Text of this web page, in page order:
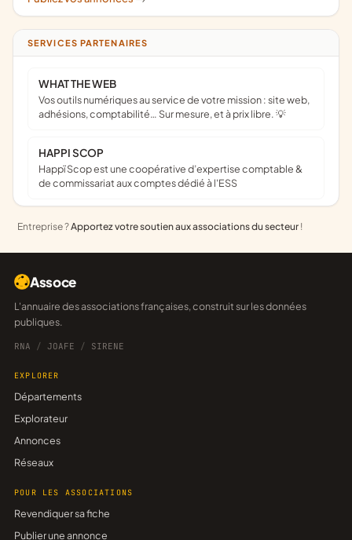
SERVICES PARTENAIRES
WHAT THE WEB
Vos outils numériques au service de votre mission : site web,
adhésions, comptabilité… Sur mesure, et à prix libre. 💡
HAPPI SCOP
Happï Scop est une coopérative d’expertise comptable &
de commissariat aux comptes dédié à l'ESS
Entreprise ?Apportez votre soutien aux associations du secteur !
Assoce
L'annuaire des associations françaises, construit sur les données
publiques.
RNA / JOAFE / SIRENE
EXPLORER
Départements
Explorateur
Annonces
Réseaux
POUR LES ASSOCIATIONS
Revendiquer sa fiche
Publier une annonce